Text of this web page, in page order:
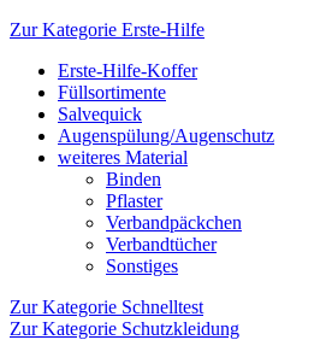
Zur Kategorie Erste-Hilfe
Erste-Hilfe-Koffer
Füllsortimente
Salvequick
Augenspülung/Augenschutz
weiteres Material
Binden
Pflaster
Verbandpäckchen
Verbandtücher
Sonstiges
Zur Kategorie Schnelltest
Zur Kategorie Schutzkleidung